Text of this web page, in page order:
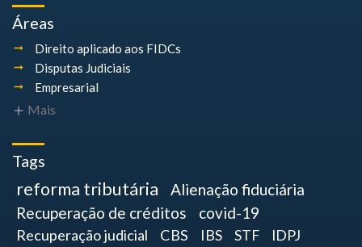
Áreas
Direito aplicado aos FIDCs
Disputas Judiciais
Empresarial
Mais
Tags
reforma tributária
Alienação fiduciária
Recuperação de créditos
covid-19
Recuperação judicial CBS IBS STF
IDPJ